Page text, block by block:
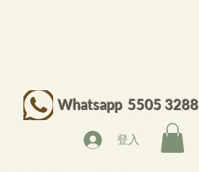
Whatsapp 5505 3288
登入